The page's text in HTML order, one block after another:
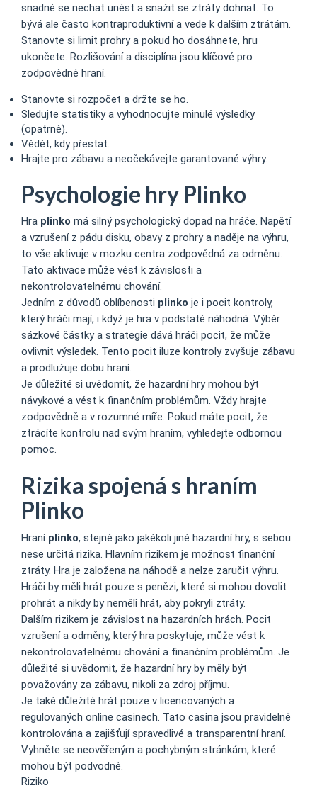
snadné se nechat unést a snažit se ztráty dohnat. To
bývá ale často kontraproduktivní a vede k dalším ztrátám.
Stanovte si limit prohry a pokud ho dosáhnete, hru
ukončete. Rozlišování a disciplína jsou klíčové pro
zodpovědné hraní.
Stanovte si rozpočet a držte se ho.
Sledujte statistiky a vyhodnocujte minulé výsledky
(opatrně).
Vědět, kdy přestat.
Hrajte pro zábavu a neočekávejte garantované výhry.
Psychologie hry Plinko
Hra plinko má silný psychologický dopad na hráče. Napětí
a vzrušení z pádu disku, obavy z prohry a naděje na výhru,
to vše aktivuje v mozku centra zodpovědná za odměnu.
Tato aktivace může vést k závislosti a
nekontrolovatelnému chování.
Jedním z důvodů oblíbenosti plinko je i pocit kontroly,
který hráči mají, i když je hra v podstatě náhodná. Výběr
sázkové částky a strategie dává hráči pocit, že může
ovlivnit výsledek. Tento pocit iluze kontroly zvyšuje zábavu
a prodlužuje dobu hraní.
Je důležité si uvědomit, že hazardní hry mohou být
návykové a vést k finančním problémům. Vždy hrajte
zodpovědně a v rozumné míře. Pokud máte pocit, že
ztrácíte kontrolu nad svým hraním, vyhledejte odbornou
pomoc.
Rizika spojená s hraním
Plinko
Hraní plinko, stejně jako jakékoli jiné hazardní hry, s sebou
nese určitá rizika. Hlavním rizikem je možnost finanční
ztráty. Hra je založena na náhodě a nelze zaručit výhru.
Hráči by měli hrát pouze s penězi, které si mohou dovolit
prohrát a nikdy by neměli hrát, aby pokryli ztráty.
Dalším rizikem je závislost na hazardních hrách. Pocit
vzrušení a odměny, který hra poskytuje, může vést k
nekontrolovatelnému chování a finančním problémům. Je
důležité si uvědomit, že hazardní hry by měly být
považovány za zábavu, nikoli za zdroj příjmu.
Je také důležité hrát pouze v licencovaných a
regulovaných online casinech. Tato casina jsou pravidelně
kontrolována a zajišťují spravedlivé a transparentní hraní.
Vyhněte se neověřeným a pochybným stránkám, které
mohou být podvodné.
Riziko